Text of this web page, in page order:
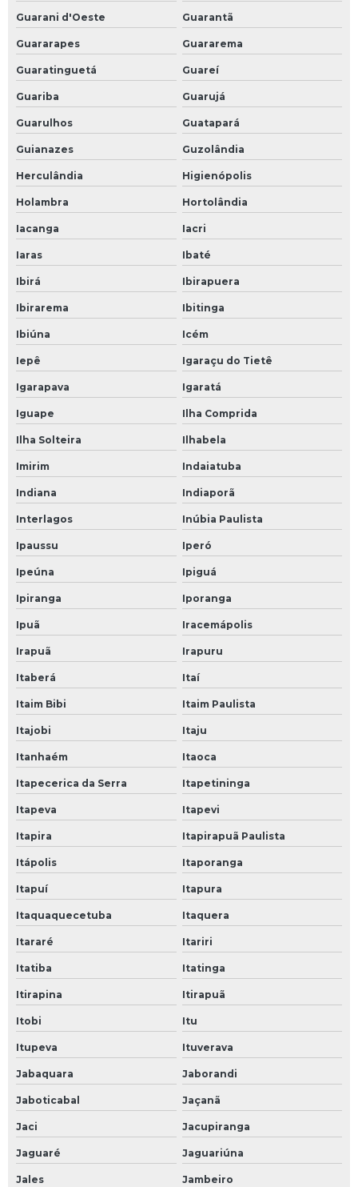
Guarani d'Oeste Guarantã
Guararapes Guararema
Guaratinguetá Guareí
Guariba Guarujá
Guarulhos Guatapará
Guianazes Guzolândia
Herculândia Higienópolis
Holambra Hortolândia
Iacanga Iacri
Iaras Ibaté
Ibirá Ibirapuera
Ibirarema Ibitinga
Ibiúna Icém
Iepê Igaraçu do Tietê
Igarapava Igaratá
Iguape Ilha Comprida
Ilha Solteira Ilhabela
Imirim Indaiatuba
Indiana Indiaporã
Interlagos Inúbia Paulista
Ipaussu Iperó
Ipeúna Ipiguá
Ipiranga Iporanga
Ipuã Iracemápolis
Irapuã Irapuru
Itaberá Itaí
Itaim Bibi Itaim Paulista
Itajobi Itaju
Itanhaém Itaoca
Itapecerica da Serra Itapetininga
Itapeva Itapevi
Itapira Itapirapuã Paulista
Itápolis Itaporanga
Itapuí Itapura
Itaquaquecetuba Itaquera
Itararé Itariri
Itatiba Itatinga
Itirapina Itirapuã
Itobi Itu
Itupeva Ituverava
Jabaquara Jaborandi
Jaboticabal Jaçanã
Jaci Jacupiranga
Jaguaré Jaguariúna
Jales Jambeiro